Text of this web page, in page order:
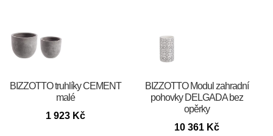
BIZZOTTO truhlíky CEMENT
malé
1 923 Kč
BIZZOTTO Modul zahradní
pohovky DELGADA bez
opěrky
10 361 Kč